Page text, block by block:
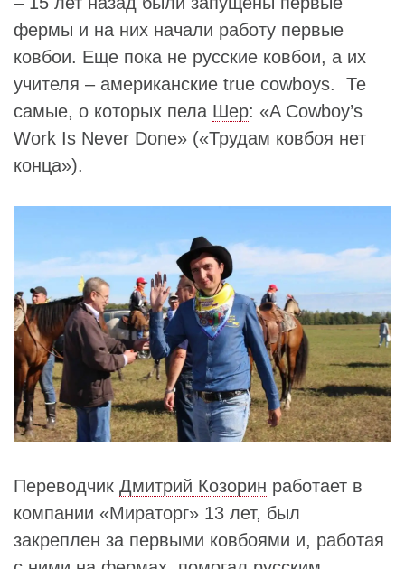
фермы и на них начали работу первые
ковбои. Еще пока не русские ковбои, а их
учителя – американские true cowboys. Те
самые, о которых пела Шер: «A Cowboy’s
Work Is Never Done» («Трудам ковбоя нет
конца»).
Переводчик Дмитрий Козорин работает в
компании «Мираторг» 13 лет, был
закреплен за первыми ковбоями и, работая